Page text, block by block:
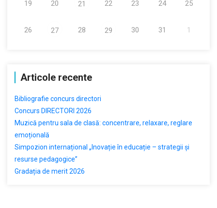
19 20 21 22 23 24 25
26 27 28 29 30 31 1
Articole recente
Bibliografie concurs directori
Concurs DIRECTORI 2026
Muzică pentru sala de clasă: concentrare, relaxare, reglare
emoțională
Simpozion internațional „Inovație în educație – strategii și
resurse pedagogice”
Gradația de merit 2026